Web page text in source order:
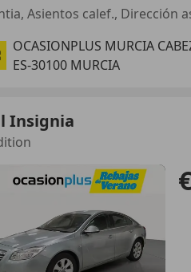
OCASIONPLUS MURCIA
ES-30100 MURCIA
Insignia